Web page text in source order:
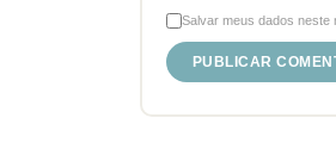
Salvar meus dados neste